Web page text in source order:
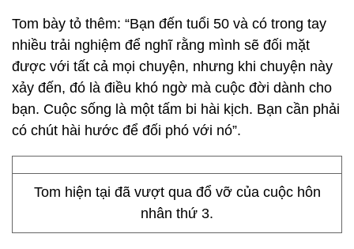
Tom bày tỏ thêm: “Bạn đến tuổi 50 và có trong tay
nhiều trải nghiệm để nghĩ rằng mình sẽ đối mặt
được với tất cả mọi chuyện, nhưng khi chuyện này
xảy đến, đó là điều khó ngờ mà cuộc đời dành cho
bạn. Cuộc sống là một tấm bi hài kịch. Bạn cần phải
có chút hài hước để đối phó với nó”.
Tom hiện tại đã vượt qua đổ vỡ của cuộc hôn
nhân thứ 3.